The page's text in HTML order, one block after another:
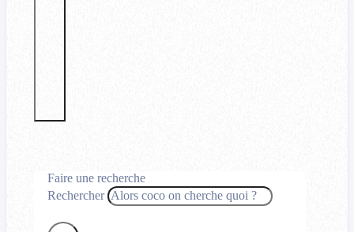
Faire une recherche
Rechercher